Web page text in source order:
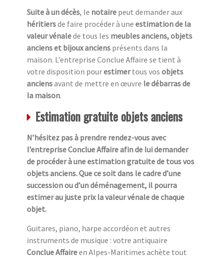
Suite à un décès, le notaire peut demander aux
héritiersde faire procéder à une estimation de la
valeur vénalede tous les meubles anciens, objets
anciens et bijoux anciens présents dans la
maison. L’entreprise Conclue Affaire se tient à
votre disposition pourestimertous vos objets
anciensavant de mettre en œuvre le débarras de
la maison.
Estimation gratuite objets anciens
N’hésitez pas à prendre rendez-vous avec
l’entreprise Conclue Affaire afin de lui demander
de procéder à une estimation gratuite de tous vos
objets anciens. Que ce soit dans le cadre d’une
succession ou d’un déménagement, il pourra
estimer au juste prix la valeur vénale de chaque
objet.
Guitares, piano, harpe accordéon et autres
instruments de musique : votre antiquaire
Conclue Affaireen Alpes-Maritimes achète tout